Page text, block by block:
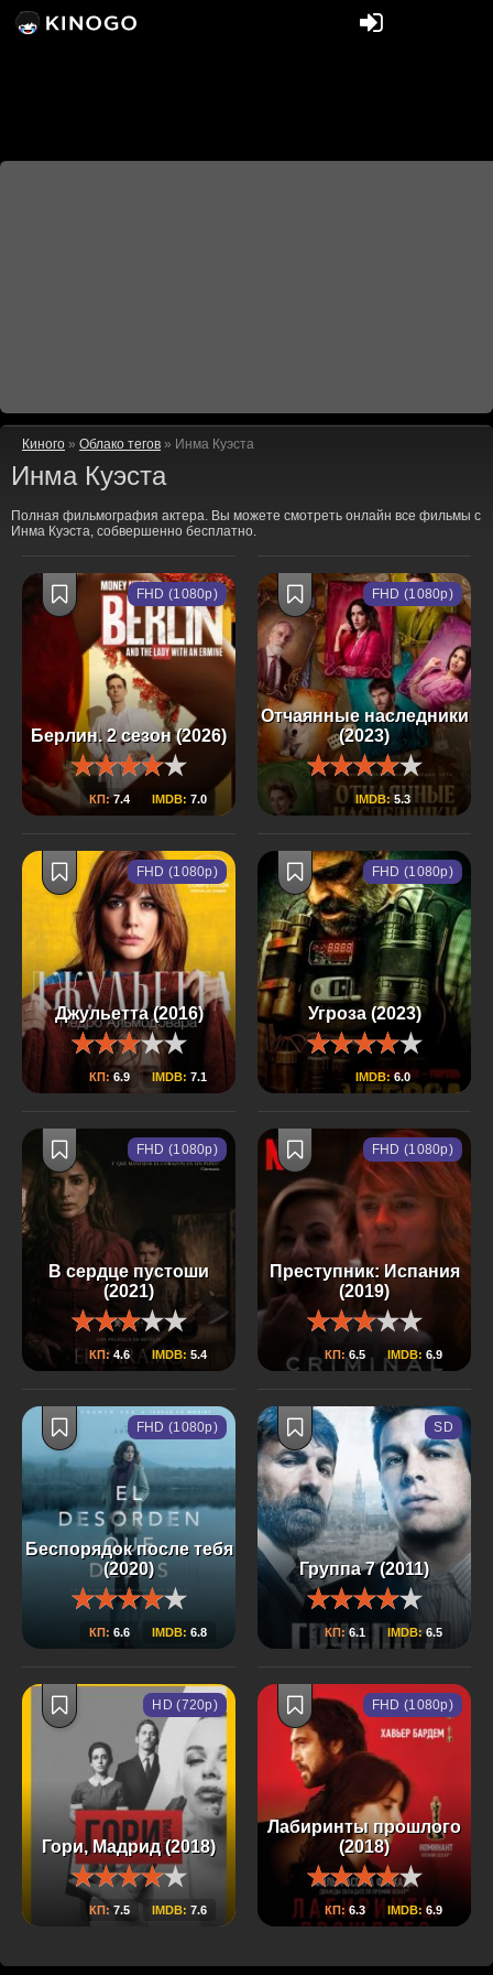
Киного » Облако тегов » Инма Куэста
Инма Куэста
Полная фильмография актера. Вы можете смотреть онлайн все фильмы с
Инма Куэста, собвершенно бесплатно.
Берлин. 2 сезон (2026)
КП:7.4 IMDB: 7.0
FHD (1080p)
Отчаянные наследники
(2023)
IMDB:5.3
FHD (1080p)
Джульетта (2016)
КП: 6.9 IMDB: 7.1
FHD (1080p)
Угроза (2023)
IMDB:6.0
FHD (1080p)
В сердце пустоши
(2021)
КП: 4.6 IMDB: 5.4
FHD (1080p)
Преступник: Испания
(2019)
КП: 6.5 IMDB: 6.9
FHD (1080p)
Беспорядок после тебя
(2020)
КП: 6.6 IMDB: 6.8
FHD (1080p)
Группа 7 (2011)
КП: 6.1 IMDB:6.5
SD
Гори, Мадрид (2018)
КП: 7.5 IMDB: 7.6
HD (720p)
Лабиринты прошлого
(2018)
КП:6.3 IMDB: 6.9
FHD (1080p)